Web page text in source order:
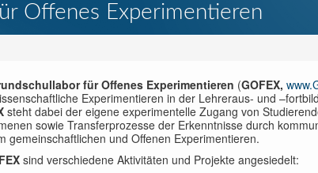
Offenes Experimentieren
für Offenes Experimentieren (GOFEX,
Experimentieren in der Lehreraus- und
steht dabei der eigene experimentelle Zugang von
sowie Transferprozesse der Erkenntnisse durch
gemeinschaftlichen und Offenen Experimentieren.
sind verschiedene Aktivitäten und Projekte angesiedelt: